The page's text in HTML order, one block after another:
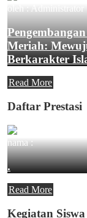
oleh : Administrator
Meriah:
Berkarakter
Read More
Daftar Prestasi
nama :
.
Read More
Kegiatan Siswa